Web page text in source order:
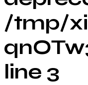
/tmp/
line 3